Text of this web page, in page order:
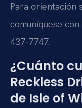
Para orientación
comuníquese con
437-7747.
¿Cuánto
Reckless
de Isle of